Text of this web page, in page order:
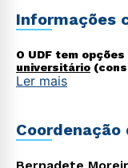
Informações
O UDF tem
universitário
O que está
perto de receber o
Ler mais
Coordenação